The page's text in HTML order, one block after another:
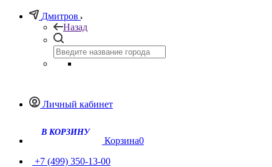
Дмитров
Назад
Личный кабинет
Корзина0
+7 (499) 350-13-00